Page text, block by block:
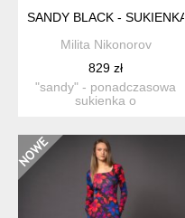
SANDY BLACK - SUKIENKA
Milita Nikonorov
829 zł
"sandy" - ponadczasowa
sukienka o